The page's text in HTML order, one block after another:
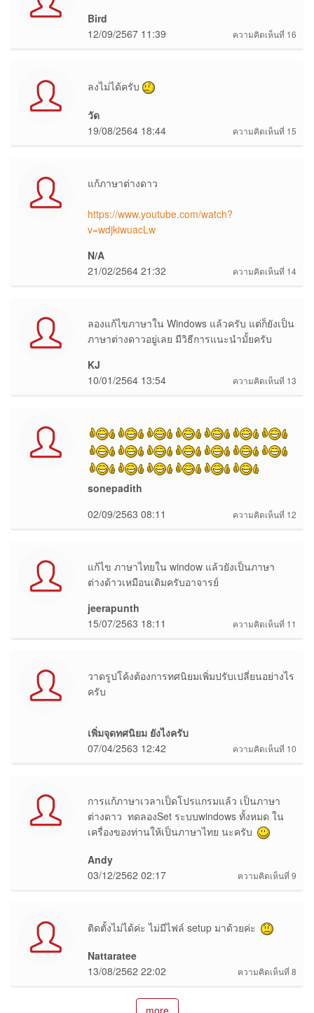
Bird
ความคิดเห็นที่ 16
12/09/2567 11:39
ลงไม่ได้ครับ
วัด
ความคิดเห็นที่ 15
19/08/2564 18:44
แก้ภาษาต่างดาว
https://www.youtube.com/watch?
v=wdjkiwuacLw
N/A
ความคิดเห็นที่ 14
21/02/2564 21:32
ลองแก้ไขภาษาใน Windows แล้วครับ แต่ก็ยังเป็น
ภาษาต่างดาวอยู่เลย มีวิธีการแนะนำมั้ยครับ
KJ
ความคิดเห็นที่ 13
10/01/2564 13:54
sonepadith
ความคิดเห็นที่ 12
02/09/2563 08:11
แก้ไข ภาษาไทยใน window แล้วยังเป็นภาษา
ต่างด้าวเหมือนเดิมครับอาจารย์
jeerapunth
ความคิดเห็นที่ 11
15/07/2563 18:11
วาดรูปโค้งต้องการทศนิยมเพิ่มปรับเปลี่ยนอย่างไร
ครับ
เพิ่มจุดทศนิยม ยังไงครับ
ความคิดเห็นที่ 10
07/04/2563 12:42
การแก้ภาษาเวลาเป็ดโปรแกรมแล้ว เป็นภาษา
ต่างดาว ทดลองSet ระบบwindows ทั้งหมด ใน
เครื่องของท่านให้เป็นภาษาไทย นะครับ
Andy
ความคิดเห็นที่ 9
03/12/2562 02:17
ติดตั้งไม่ได้ค่ะ ไม่มีไฟล์ setup มาด้วยค่ะ
Nattaratee
ความคิดเห็นที่ 8
13/08/2562 22:02
more